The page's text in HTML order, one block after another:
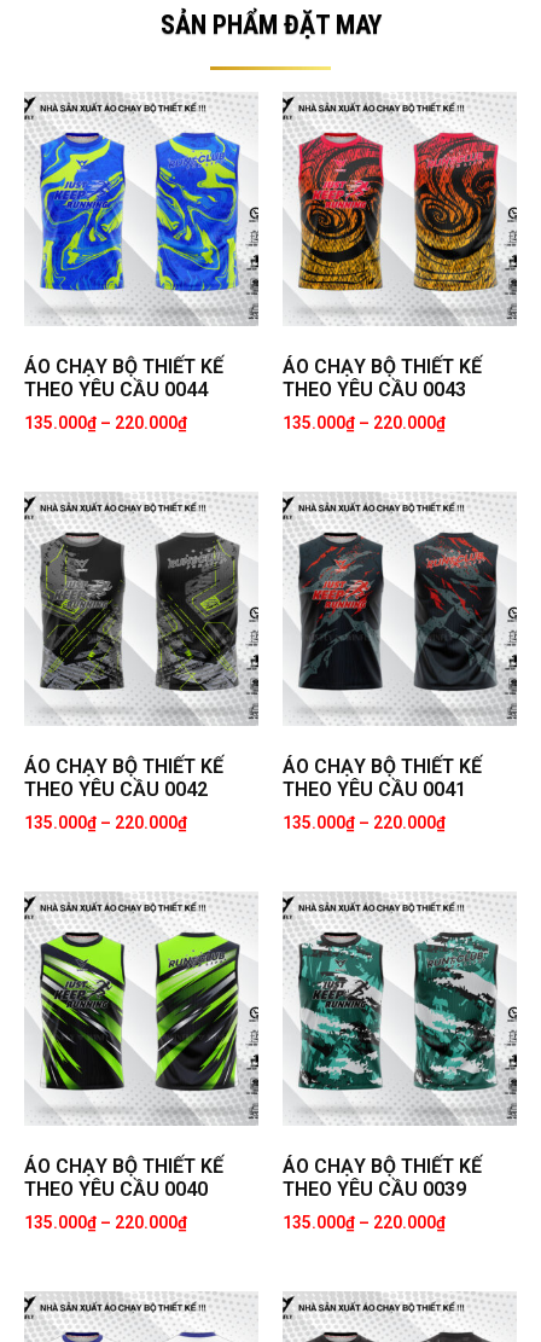
SẢN PHẨM ĐẶT MAY
ÁO CHẠY BỘ THIẾT KẾ
THEO YÊU CẦU 0044
135.000₫ – 220.000₫
ÁO CHẠY BỘ THIẾT KẾ
THEO YÊU CẦU 0043
135.000₫ – 220.000₫
ÁO CHẠY BỘ THIẾT KẾ
THEO YÊU CẦU 0042
135.000₫ – 220.000₫
ÁO CHẠY BỘ THIẾT KẾ
THEO YÊU CẦU 0041
135.000₫ – 220.000₫
ÁO CHẠY BỘ THIẾT KẾ
THEO YÊU CẦU 0040
135.000₫ – 220.000₫
ÁO CHẠY BỘ THIẾT KẾ
THEO YÊU CẦU 0039
135.000₫ – 220.000₫